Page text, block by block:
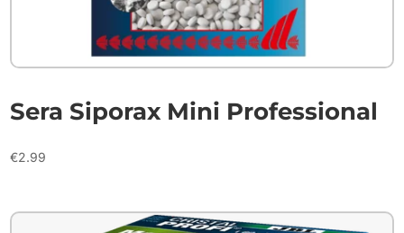
Sera Siporax Mini Professional
€2.99